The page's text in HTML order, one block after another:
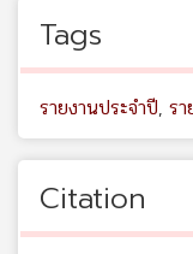
Tags
รายงานประจำปี, ร
Citation